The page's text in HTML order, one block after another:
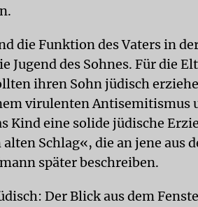
die Funktion des Vaters in
Jugend des Sohnes. Für die
ihren Sohn jüdisch
virulenten Antisemitismus
Kind eine solide jüdische
Schlag«, die an jene aus
später beschreiben.
Der Blick aus dem